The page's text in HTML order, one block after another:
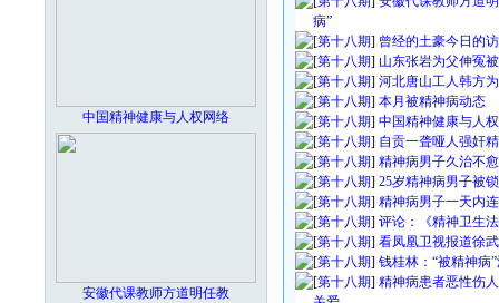
中国精神健康与人权网络
安徽代课教师方道明任教
病”
[第十八期] 曾经的土豪今日的
[第十八期] 山东张岩为父伸冤
[第十八期] 河北唐山工人韩方
[第十八期] 本月被精神病动态
[第十八期] 中国精神健康与人
[第十八期] 自贡一聋哑人强奸
[第十八期] 精神病男子久治不
[第十八期] 25岁精神病男子被
[第十八期] 精神病男子一天内
[第十八期] 评论：《精神卫生
[第十八期] 看凤凰卫视报道徐
[第十八期] 钱桂林：“被精神病
[第十八期] 精神病患者恶性伤